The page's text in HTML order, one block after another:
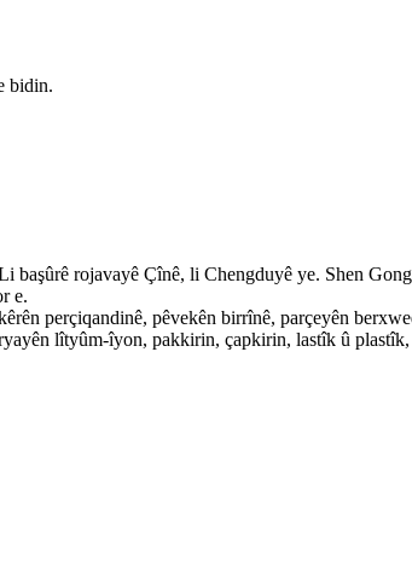
bidin.
başûrê rojavayê Çînê, li Chengduyê ye. Shen
e.
perçiqandinê, pêvekên birrînê, parçeyên
lîtyûm-îyon, pakkirin, çapkirin, lastîk û